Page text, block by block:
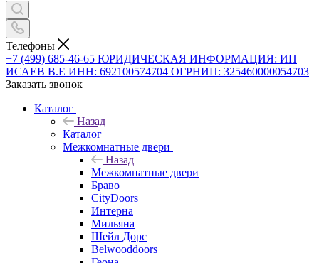
Телефоны
+7 (499) 685-46-65 ЮРИДИЧЕСКАЯ ИНФОРМАЦИЯ: ИП
ИСАЕВ В.Е ИНН: 692100574704 ОГРНИП: 325460000054703
Заказать звонок
Каталог
Назад
Каталог
Межкомнатные двери
Назад
Межкомнатные двери
Браво
CityDoors
Интерна
Мильяна
Шейл Дорс
Belwooddoors